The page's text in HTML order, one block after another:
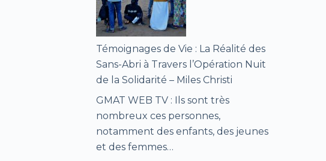
Témoignages de Vie : La Réalité des
Sans-Abri à Travers l’Opération Nuit
de la Solidarité – Miles Christi
GMAT WEB TV : Ils sont très
nombreux ces personnes,
notamment des enfants, des jeunes
et des femmes…